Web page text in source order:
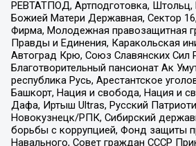
РЕВТАТПОД, Артподготовка, Штольц,
Божией Матери Державная, Сектор
Фирма, Молодежная правозащитная
Правды и Единения, Каракольская
Автоград Крю, Союз Славянских Сил
Благотворительный пансионат Ак
республика Русь, Арестантское
Башкорт, Нация и свобода, Нация и
Дафа, Иртыш Ultras, Русский
Новокузнецк/РПК, Сибирский
борьбы с коррупцией, Фонд защиты
Навального, Совет граждан СССР